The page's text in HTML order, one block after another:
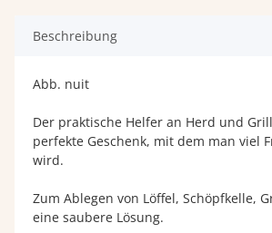
Beschreibung
Abb. nuit
Der praktische Helfer an Herd und
perfekte Geschenk, mit dem man viel
wird.
Zum Ablegen von Löffel, Schöpfkelle,
eine saubere Lösung.